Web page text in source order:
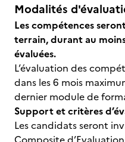
Modalités
Les compétences
terrain, durant au
évaluées.
L’évaluation des
dans les 6 mois
dernier module de
Support et critères
Les candidats seront